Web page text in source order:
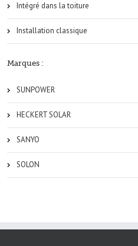
Intégré dans la toiture
Installation classique
Marques :
SUNPOWER
HECKERT SOLAR
SANYO
SOLON